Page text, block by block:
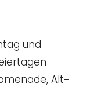
und
Alt-